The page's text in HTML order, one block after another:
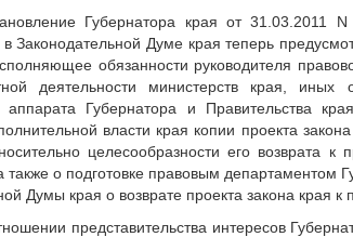
Губернатора края от 31.03.2011
Законодательной Думе края теперь
обязанности руководителя
деятельности министерств края, иных
аппарата Губернатора и Правительства
власти края копии проекта
целесообразности его возврата к
также о подготовке правовым департаментом
Думы края о возврате проекта закона края к
представительства интересов